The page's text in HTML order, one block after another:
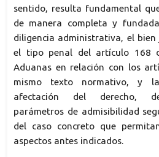
sentido, resulta fundamental
de manera completa y
diligencia administrativa, el
el tipo penal del artículo 168
Aduanas en relación con los
mismo texto normativo, y
afectación del derecho,
parámetros de admisibilidad
del caso concreto que
aspectos antes indicados.